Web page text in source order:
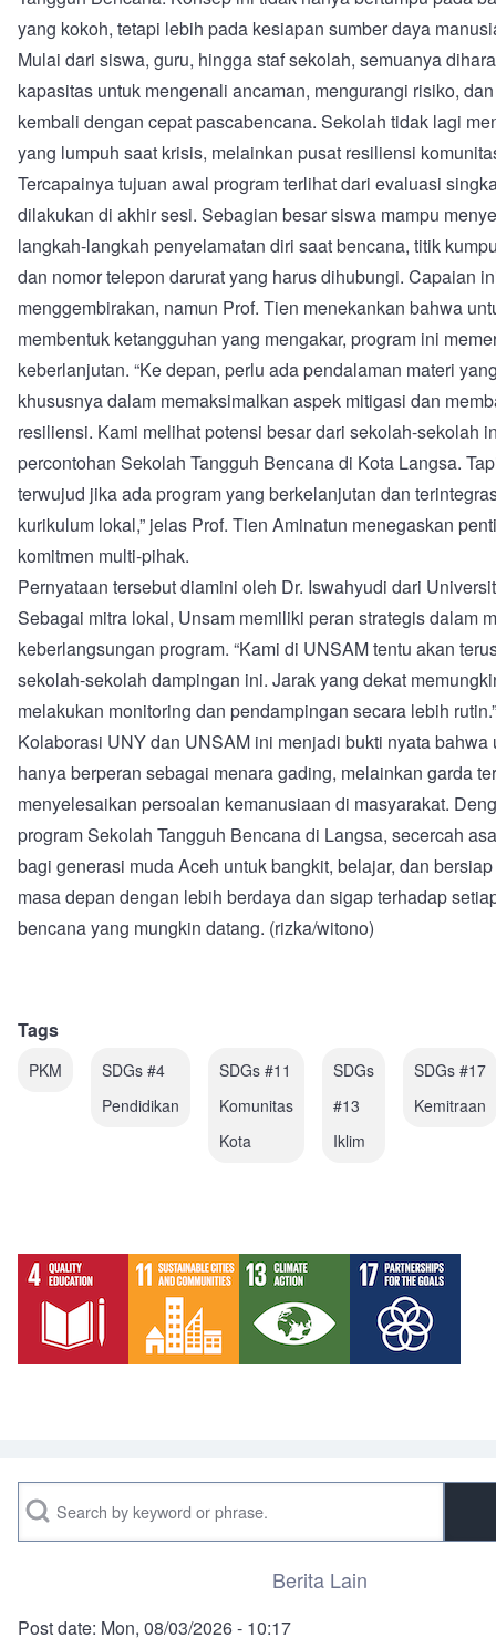
yang kokoh, tetapi lebih pada kesiapan sumber daya
Mulai dari siswa, guru, hingga staf sekolah, semuanya
kapasitas untuk mengenali ancaman, mengurangi risiko,
kembali dengan cepat pascabencana. Sekolah tidak lagi
yang lumpuh saat krisis, melainkan pusat resiliensi
Tercapainya tujuan awal program terlihat dari evaluasi
dilakukan di akhir sesi. Sebagian besar siswa mampu
langkah-langkah penyelamatan diri saat bencana, titik
dan nomor telepon darurat yang harus dihubungi. Capaian
menggembirakan, namun Prof. Tien menekankan bahwa
membentuk ketangguhan yang mengakar, program ini
keberlanjutan. “Ke depan, perlu ada pendalaman materi
khususnya dalam memaksimalkan aspek mitigasi dan
resiliensi. Kami melihat potensi besar dari sekolah-sekolah
percontohan Sekolah Tangguh Bencana di Kota Langsa.
terwujud jika ada program yang berkelanjutan dan
kurikulum lokal,” jelas Prof. Tien Aminatun menegaskan
komitmen multi-pihak.
Pernyataan tersebut diamini oleh Dr. Iswahyudi dari
Sebagai mitra lokal, Unsam memiliki peran strategis dalam
keberlangsungan program. “Kami di UNSAM tentu akan
sekolah-sekolah dampingan ini. Jarak yang dekat
melakukan monitoring dan pendampingan secara lebih
Kolaborasi UNY dan UNSAM ini menjadi bukti nyata bahwa
hanya berperan sebagai menara gading, melainkan garda
menyelesaikan persoalan kemanusiaan di masyarakat.
program Sekolah Tangguh Bencana di Langsa, secercah
bagi generasi muda Aceh untuk bangkit, belajar, dan
masa depan dengan lebih berdaya dan sigap terhadap
bencana yang mungkin datang. (rizka/witono)
Tags
PKM
SDGs #4
Pendidikan
SDGs #11
Komunitas
Kota
SDGs
#13
Iklim
SDGs #17
Kemitraan
Search
Berita Lain
Post date: Mon, 08/03/2026 - 10:17